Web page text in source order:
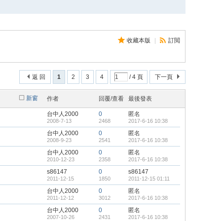
收藏本版 訂閲
1 2 3 4 / 4 頁 下一頁
返 回
新窗 作者 回覆/查看 最後發表
台中人2000
2008-7-13
0
2468
匿名
2017-6-16 10:38
台中人2000
2008-9-23
0
2541
匿名
2017-6-16 10:38
台中人2000
2010-12-23
0
2358
匿名
2017-6-16 10:38
s86147
2011-12-15
0
1850
s86147
2011-12-15 01:11
台中人2000
2011-12-12
0
3012
匿名
2017-6-16 10:38
台中人2000
2007-10-26
0
2431
匿名
2017-6-16 10:38